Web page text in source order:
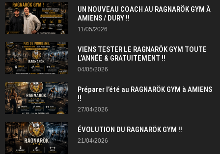
UN NOUVEAU COACH AU RAGNARÖK GYM À
AMIENS / DURY !!
11/05/2026
VIENS TESTER LE RAGNARÖK GYM TOUTE
L’ANNÉE & GRATUITEMENT !!
04/05/2026
Préparer l’été au RAGNARÖK GYM à AMIENS
!!
27/04/2026
ÉVOLUTION DU RAGNARÖK GYM !!
21/04/2026